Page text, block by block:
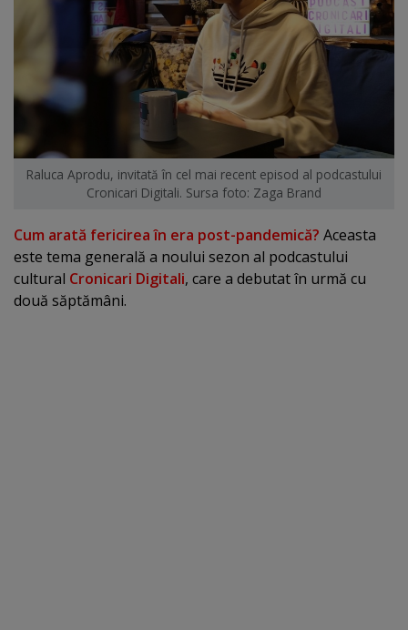
Raluca Aprodu, invitată în cel mai recent episod al podcastului
Cronicari Digitali. Sursa foto: Zaga Brand
Cum arată fericirea în era post-pandemică? Aceasta
este tema generală a noului sezon al podcastului
cultural Cronicari Digitali, care a debutat în urmă cu
două săptămâni.